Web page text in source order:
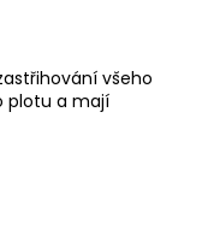
všeho
plotu a mají